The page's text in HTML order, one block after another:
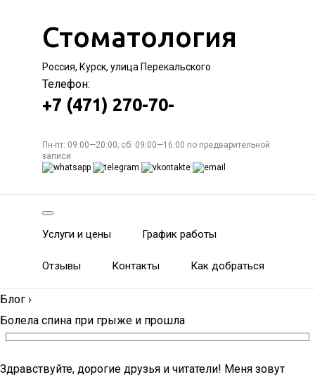
Стоматология
Россия, Курск, улица Перекальского
Телефон:
+7 (471) 270-70-
Пн-пт: 09:00—20:00; сб: 09:00—16:00 по предварительной
записи
Услуги и цены График работы
Отзывы Контакты Как добраться
Блог ›
Болела спина при грыже и прошла
Здравствуйте, дорогие друзья и читатели! Меня зовут